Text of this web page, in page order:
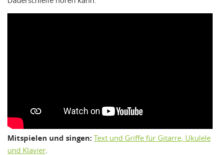
Mitspielen und singen: Text und Griffe für Gitarre, Ukulele
und Klavier